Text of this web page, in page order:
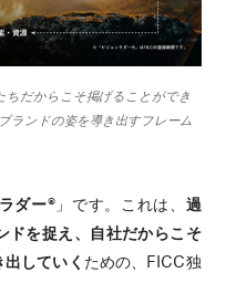
ちだからこそ掲げることができ
ランドの姿を導き出すフレーム
ダー®︎」です。これは、 過
ドを捉え、自社だからこそ
していく ための、FICC独